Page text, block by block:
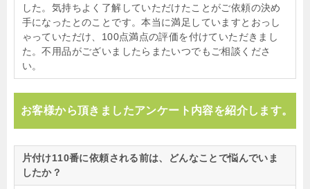
した。気持ちよく了解していただけたことがご依頼の決め
手になったとのことです。本当に満足していますとおっし
ゃっていただけ、100点満点の評価を付けていただきまし
た。不用品がございましたらまたいつでもご相談くださ
い。
お客様から頂きましたアンケート内容を紹介します。
片付け110番に依頼される前は、どんなことで悩んでいま
したか？